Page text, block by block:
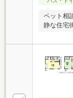
ペット相
静な住宅